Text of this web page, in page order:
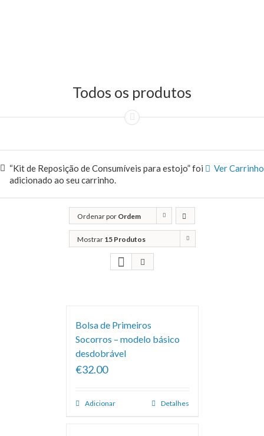
Todos os produtos
Ver Carrinho
“Kit de Reposição de Consumíveis para estojo” foi
adicionado ao seu carrinho.
Ordenar por Ordem
predefinida
Mostrar 15 Produtos
Bolsa de Primeiros
Socorros – modelo básico
desdobrável
€32.00
Adicionar Detalhes